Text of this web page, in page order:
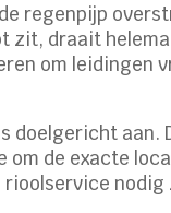
regenpijp
draait
om leidingen
doelgericht aan.
de exacte
nodig